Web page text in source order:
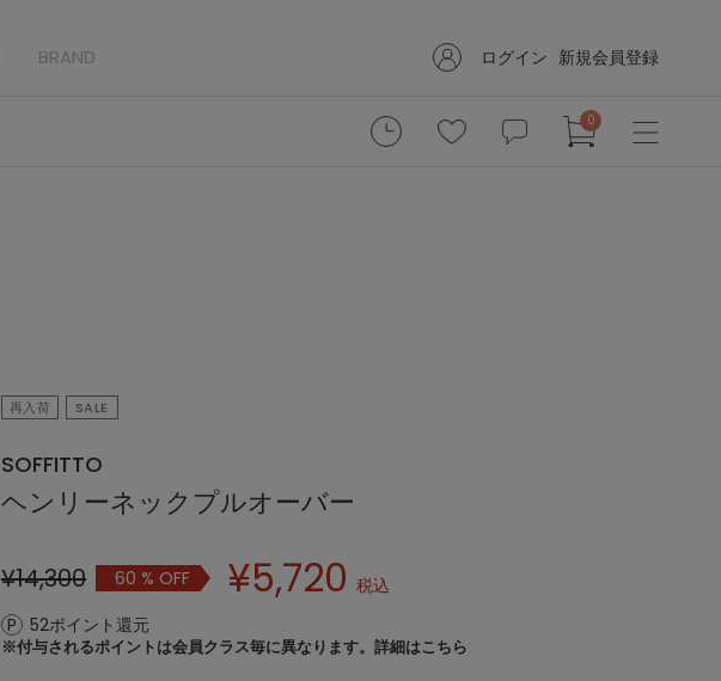
BRAND ログイン 新規会員登録
0
再入荷 SALE
SOFFITTO
ヘンリーネックプルオーバー
¥14,300 60 % OFF ¥5,720 税込
52ポイント還元
※付与されるポイントは会員クラス毎に異なります。 詳細はこちら